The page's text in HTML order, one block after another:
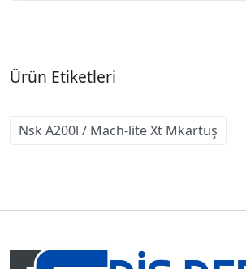
Ürün Etiketleri
Nsk A200l / Mach-lite Xt Mkartuş